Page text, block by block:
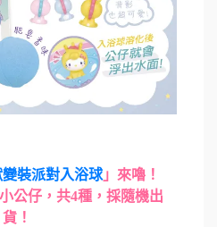
裝派對入浴球 」來嚕！
公仔，共4種，採隨機出
貨！